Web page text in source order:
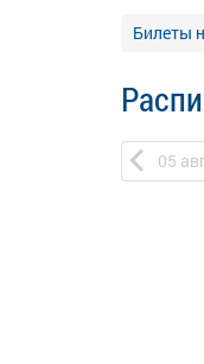
Билеты
05